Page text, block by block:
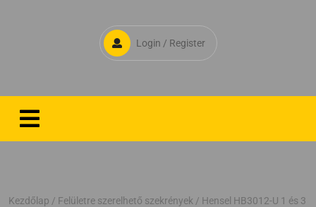
Login / Register
Kezdőlap / Felületre szerelhető szekrények / Hensel HB3012-U 1 és 3